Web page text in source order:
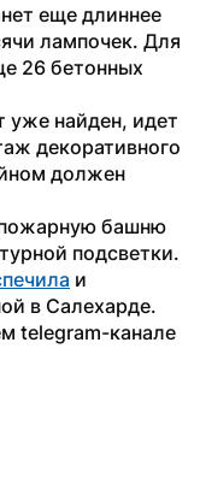
еще длиннее
лампочек. Для
26 бетонных
уже найден, идет
декоративного
должен
башню
подсветки.
и
в Салехарде.